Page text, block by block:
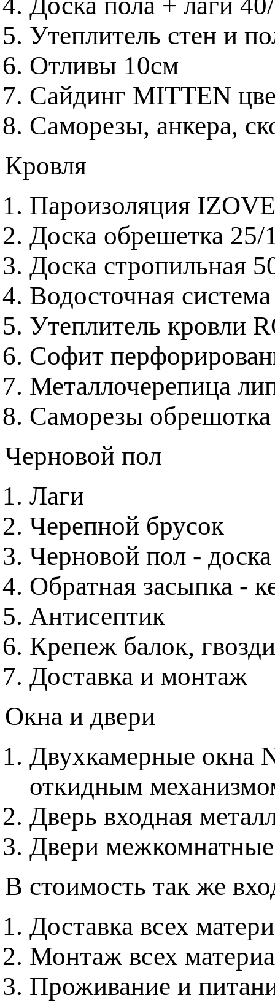
Утеплитель стен и
Отливы 10см
Сайдинг MITTEN
Саморезы, анкера,
Кровля
Пароизоляция
Доска обрешетка
Доска стропильная
Водосточная
Утеплитель кровли
Софит
Металлочерепица
Саморезы
Черновой пол
Лаги
Черепной брусок
Черновой пол - доска
Обратная засыпка -
Антисептик
Крепеж балок,
Доставка и монтаж
Окна и двери
Двухкамерные окна
откидным
Дверь входная
Двери
В стоимость так же
Доставка всех
Монтаж всех
Проживание и